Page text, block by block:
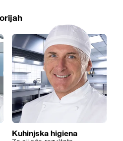
Kuhinjska higiena